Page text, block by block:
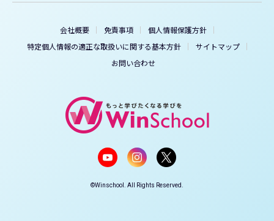
会社概要 免責事項
個人情報保護方針
特定個人情報の適正な取扱いに関する基本方針
サイトマップ
お問い合わせ
©Winschool. All Rights Reserved.